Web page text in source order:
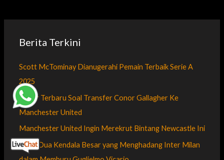
Berita Terkini
Scott McTominay Dianugerahi Pemain Terbaik Serie A
2025
Kabar Terbaru Soal Transfer Conor Gallagher Ke
Manchester United
Manchester United Ingin Merekrut Bintang Newcastle Ini
Inilah Dua Kendala Besar yang Menghadang Inter Milan